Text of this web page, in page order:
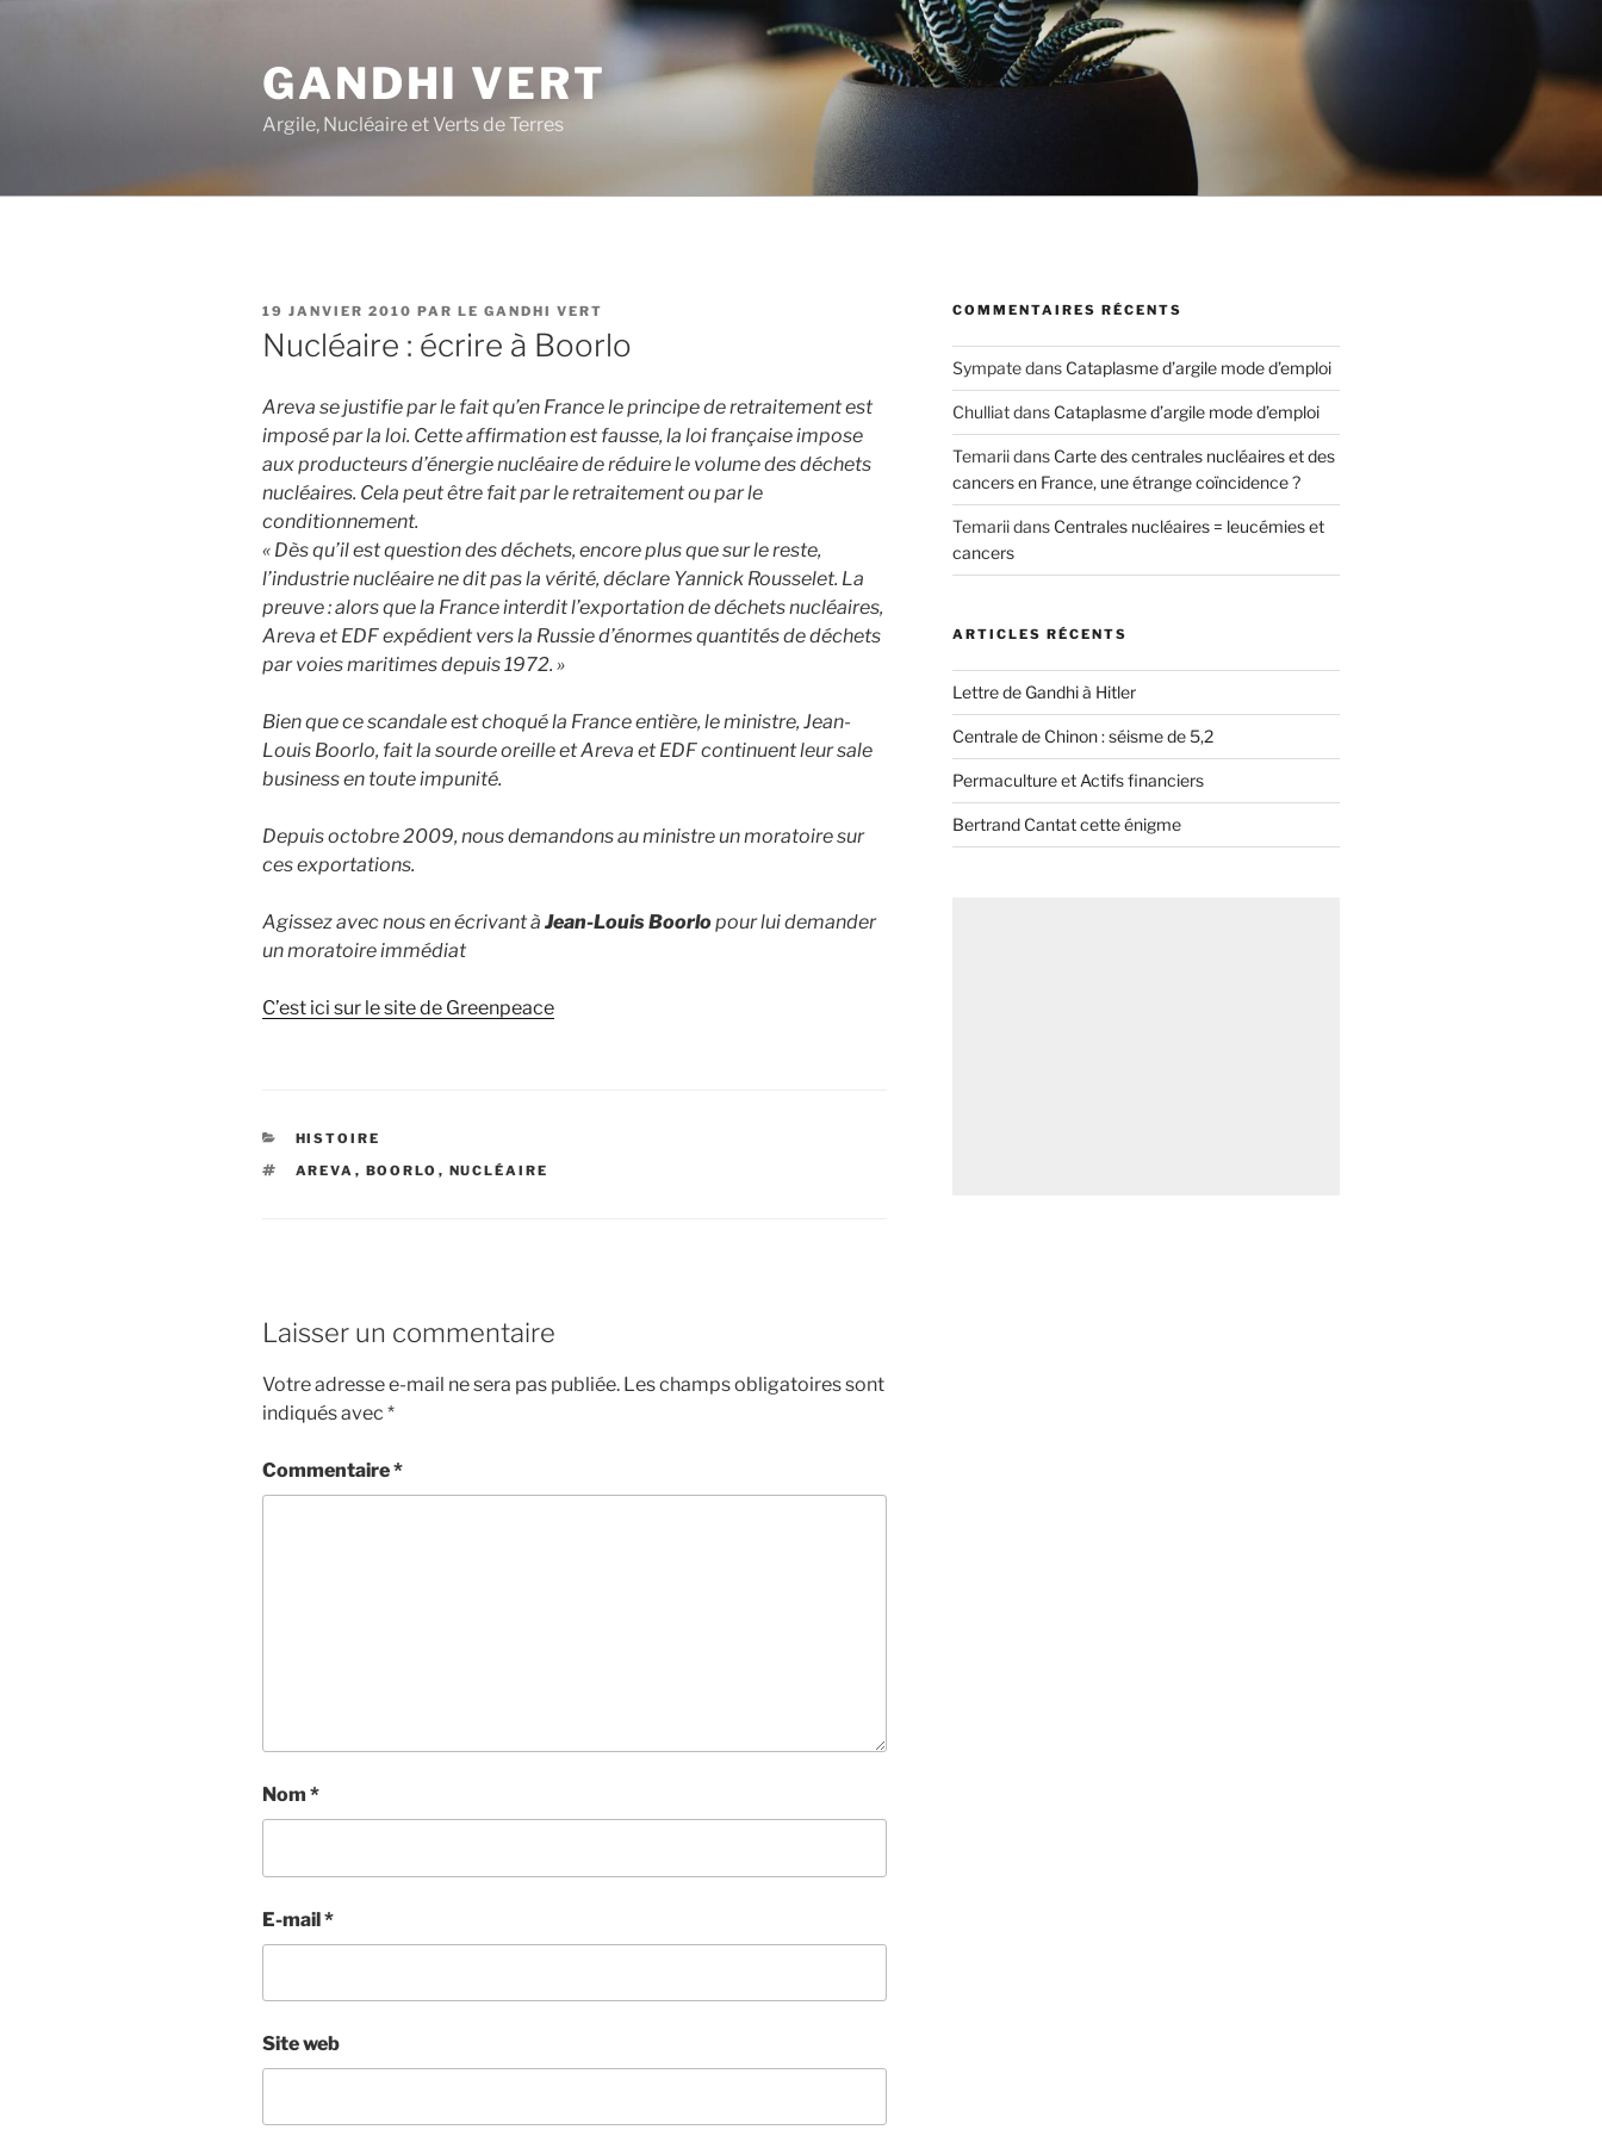
GANDHI VERT
Argile, Nucléaire et Verts de Terres
PUBLIÉ
LE
19 JANVIER 2010 PAR LE GANDHI VERT
Nucléaire : écrire à Boorlo
Areva se justifie par le fait qu’en France le principe de retraitement est
imposé par la loi. Cette affirmation est fausse, la loi française impose
aux producteurs d’énergie nucléaire de réduire le volume des déchets
nucléaires. Cela peut être fait par le retraitement ou par le
conditionnement.
« Dès qu’il est question des déchets, encore plus que sur le reste,
l’industrie nucléaire ne dit pas la vérité, déclare Yannick Rousselet. La
preuve : alors que la France interdit l’exportation de déchets nucléaires,
Areva et EDF expédient vers la Russie d’énormes quantités de déchets
par voies maritimes depuis 1972. »
Bien que ce scandale est choqué la France entière, le ministre, Jean-
Louis Boorlo, fait la sourde oreille et Areva et EDF continuent leur sale
business en toute impunité.
Depuis octobre 2009, nous demandons au ministre un moratoire sur
ces exportations.
Agissez avec nous en écrivant à Jean-Louis Boorlopour lui demander
un moratoire immédiat
C’est ici sur le site de Greenpeace
CATÉGORIES
HISTOIRE
ÉTIQUETTES
AREVA , BOORLO , NUCLÉAIRE
Laisser un commentaire
Votre adresse e-mail ne sera pas publiée. Les champs obligatoires sont
indiqués avec *
Commentaire*
Nom *
E-mail*
Site web
COMMENTAIRES RÉCENTS
Sympatedans Cataplasme d’argile mode d’emploi
Chulliatdans Cataplasme d’argile mode d’emploi
Temariidans Carte des centrales nucléaires et des
cancers en France, une étrange coïncidence ?
Temariidans Centrales nucléaires = leucémies et
cancers
ARTICLES RÉCENTS
Lettre de Gandhi à Hitler
Centrale de Chinon : séisme de 5,2
Permaculture et Actifs financiers
Bertrand Cantat cette énigme